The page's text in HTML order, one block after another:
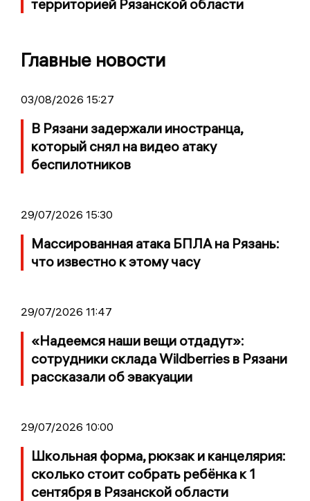
территорией Рязанской области
Главные новости
03/08/2026 15:27
В Рязани задержали иностранца,
который снял на видео атаку
беспилотников
29/07/2026 15:30
Массированная атака БПЛА на Рязань:
что известно к этому часу
29/07/2026 11:47
«Надеемся наши вещи отдадут»:
сотрудники склада Wildberries в Рязани
рассказали об эвакуации
29/07/2026 10:00
Школьная форма, рюкзак и канцелярия:
сколько стоит собрать ребёнка к 1
сентября в Рязанской области